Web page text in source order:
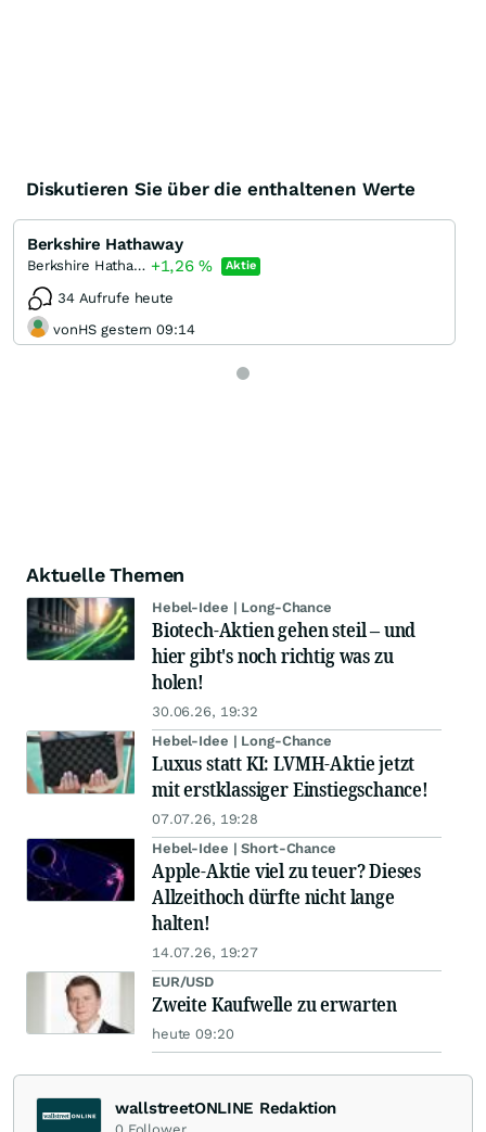
Diskutieren Sie über die enthaltenen Werte
Berkshire Hathaway
Berkshire Hathaway Registered (B) +1,26% Aktie
34 Aufrufe heute
vonHS gestern 09:14
Aktuelle Themen
Hebel-Idee | Long-Chance
Biotech-Aktien gehen steil – und
hier gibt's noch richtig was zu
holen!
30.06.26, 19:32
Hebel-Idee | Long-Chance
Luxus statt KI: LVMH-Aktie jetzt
mit erstklassiger Einstiegschance!
07.07.26, 19:28
Hebel-Idee | Short-Chance
Apple-Aktie viel zu teuer? Dieses
Allzeithoch dürfte nicht lange
halten!
14.07.26, 19:27
EUR/USD
Zweite Kaufwelle zu erwarten
heute 09:20
wallstreetONLINE Redaktion